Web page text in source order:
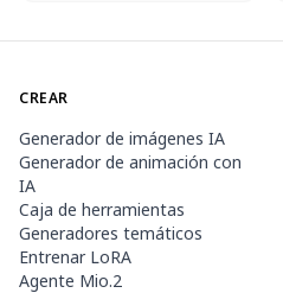
CREAR
Generador de imágenes IA
Generador de animación con
IA
Caja de herramientas
Generadores temáticos
Entrenar LoRA
Agente Mio.2